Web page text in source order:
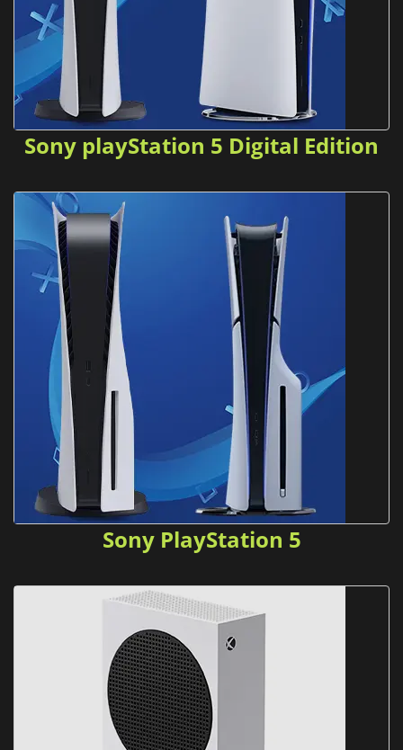
Sony playStation 5 Digital Edition
Sony PlayStation 5